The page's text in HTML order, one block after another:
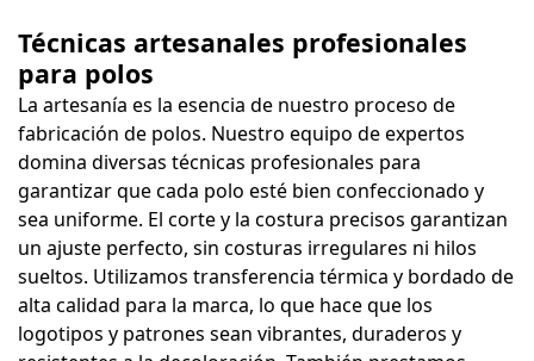
Técnicas artesanales profesionales
para polos
La artesanía es la esencia de nuestro proceso de
fabricación de polos. Nuestro equipo de expertos
domina diversas técnicas profesionales para
garantizar que cada polo esté bien confeccionado y
sea uniforme. El corte y la costura precisos garantizan
un ajuste perfecto, sin costuras irregulares ni hilos
sueltos. Utilizamos transferencia térmica y bordado de
alta calidad para la marca, lo que hace que los
logotipos y patrones sean vibrantes, duraderos y